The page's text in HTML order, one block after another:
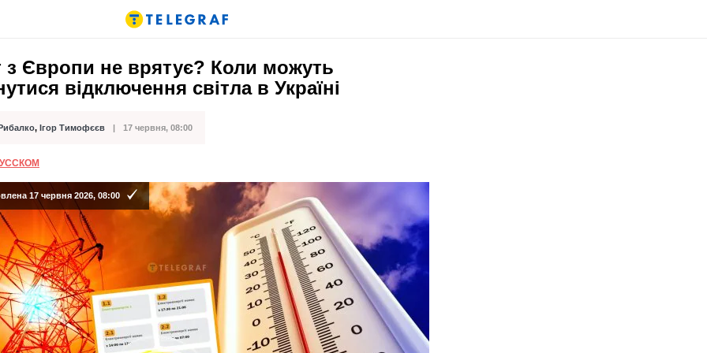
з Європи не врятує? Коли можуть
відключення світла в Україні
, Ігор Тимофєєв 17 червня, 08:00
17 червня 2026, 08:00